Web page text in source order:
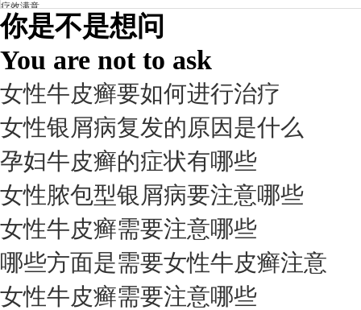
疗效满意
98%
我要咨询我要预约
擅长： 杨成平 互联网门诊主任【医生简介】 毕业于长江...[详情]
预约量
6821
你是不是想问
You are not to ask
女性牛皮癣要如何进行治疗
女性银屑病复发的原因是什么
孕妇牛皮癣的症状有哪些
女性脓包型银屑病要注意哪些
女性牛皮癣需要注意哪些
哪些方面是需要女性牛皮癣注意
女性牛皮癣需要注意哪些